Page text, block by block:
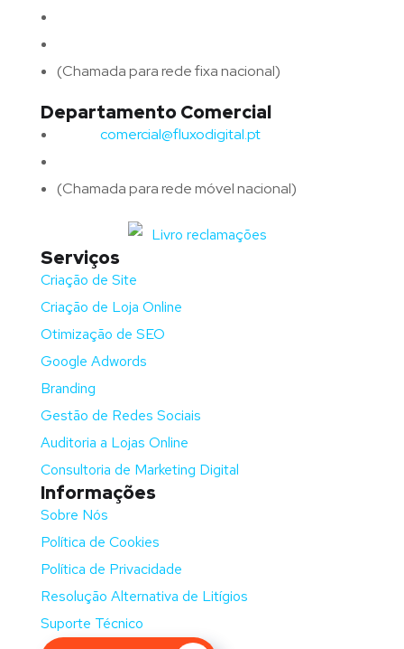
(Chamada para rede fixa nacional)
Departamento Comercial
comercial@fluxodigital.pt
(Chamada para rede móvel nacional)
Serviços
Criação de Site
Criação de Loja Online
Otimização de SEO
Google Adwords
Branding
Gestão de Redes Sociais
Auditoria a Lojas Online
Consultoria de Marketing Digital
Informações
Sobre Nós
Política de Cookies
Política de Privacidade
Resolução Alternativa de Litígios
Suporte Técnico